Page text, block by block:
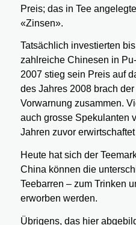
Preis; das in Tee
«Zinsen».
Tatsächlich investierten
zahlreiche Chinesen in
2007 stieg sein Preis auf
des Jahres 2008 brach
Vorwarnung zusammen.
auch grosse Spekulanten
Jahren zuvor
Heute hat sich der
China können die
Teebarren – zum Trinken
erworben werden.
Übrigens, das hier